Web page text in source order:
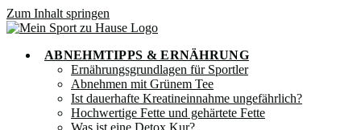
Zum Inhalt springen
ABNEHMTIPPS & ERNÄHRUNG
Ernährungsgrundlagen für Sportler
Abnehmen mit Grünem Tee
Ist dauerhafte Kreatineinnahme ungefährlich?
Hochwertige Fette und gehärtete Fette
Was ist eine Detox Kur?